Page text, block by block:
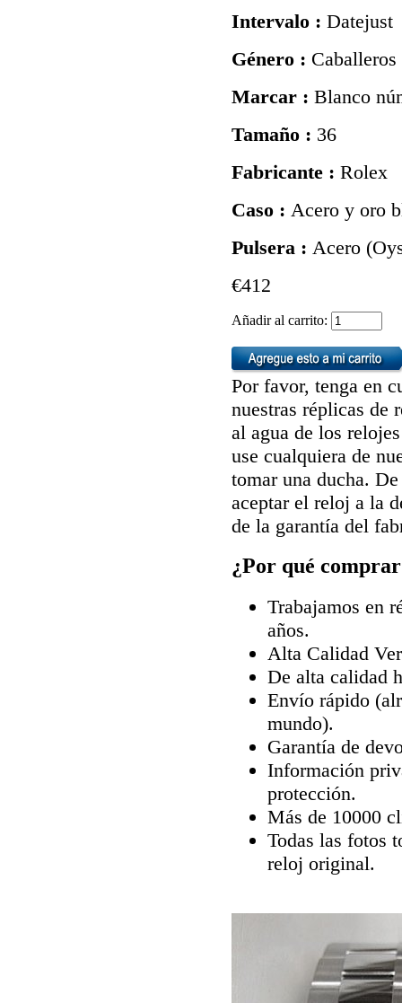
Intervalo : Datejust
Género : Caballeros
Marcar : Blanco
Tamaño : 36
Fabricante : Rolex
Caso : Acero y oro
Pulsera : Acero
€412
Añadir al carrito:
Por favor, tenga en
nuestras réplicas de
al agua de los
use cualquiera de
tomar una ducha.
aceptar el reloj a la
de la garantía del
¿Por qué
Trabajamos en
años.
Alta Calidad
De alta calidad
Envío rápido
mundo).
Garantía de
Información
protección.
Más de 10000
Todas las fotos
reloj original.